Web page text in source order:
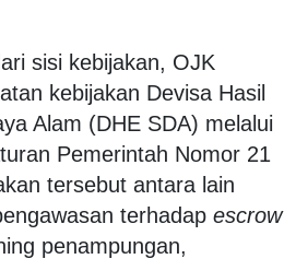
sisi kebijakan, OJK
kebijakan Devisa Hasil
Alam (DHE SDA) melalui
Pemerintah Nomor 21
tersebut antara lain
terhadap escrow
penampungan,